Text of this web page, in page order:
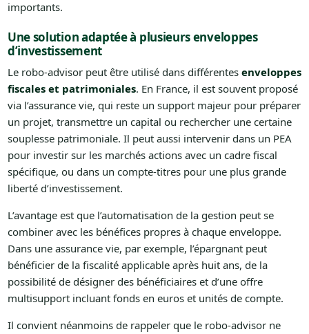
importants.
Une solution adaptée à plusieurs enveloppes
d’investissement
Le robo-advisor peut être utilisé dans différentes enveloppes
fiscales et patrimoniales. En France, il est souvent proposé
via l’assurance vie, qui reste un support majeur pour préparer
un projet, transmettre un capital ou rechercher une certaine
souplesse patrimoniale. Il peut aussi intervenir dans un PEA
pour investir sur les marchés actions avec un cadre fiscal
spécifique, ou dans un compte-titres pour une plus grande
liberté d’investissement.
L’avantage est que l’automatisation de la gestion peut se
combiner avec les bénéfices propres à chaque enveloppe.
Dans une assurance vie, par exemple, l’épargnant peut
bénéficier de la fiscalité applicable après huit ans, de la
possibilité de désigner des bénéficiaires et d’une offre
multisupport incluant fonds en euros et unités de compte.
Il convient néanmoins de rappeler que le robo-advisor ne